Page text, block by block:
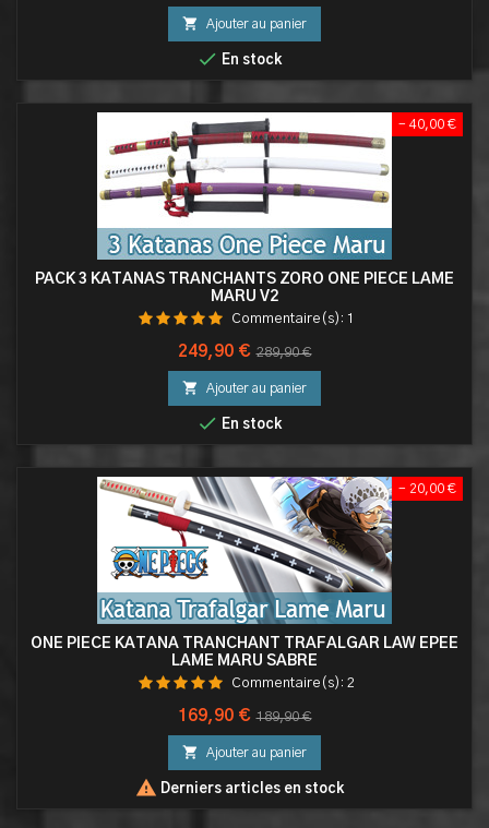
base
 Ajouter au panier
 En stock
- 40,00 €
PACK 3 KATANAS TRANCHANTS ZORO ONE PIECE LAME
MARU V2
Commentaire(s): 1
Prix
249,90 € Prix
base
289,90 €
 Ajouter au panier
 En stock
- 20,00 €
ONE PIECE KATANA TRANCHANT TRAFALGAR LAW EPEE
LAME MARU SABRE
Commentaire(s): 2
Prix
169,90 € Prix
base
189,90 €
 Ajouter au panier
 Derniers articles en stock